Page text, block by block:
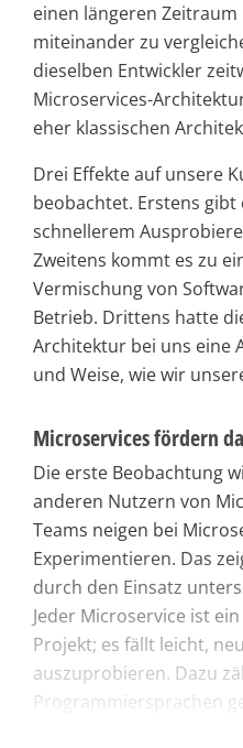
einen längeren
miteinander zu
dieselben Entwickler
Microservices-
eher klassischen
Drei Effekte auf unsere
beobachtet. Erstens gibt
schnellerem
Zweitens kommt es zu
Vermischung von
Betrieb. Drittens hatte
Architektur bei uns eine
und Weise, wie wir
Microservices fördern
Die erste Beobachtung
anderen Nutzern von
Teams neigen bei
Experimentieren. Das
durch den Einsatz
Jeder Microservice ist
Projekt; es fällt leicht,
auszuprobieren. Dazu
Programmiersprachen